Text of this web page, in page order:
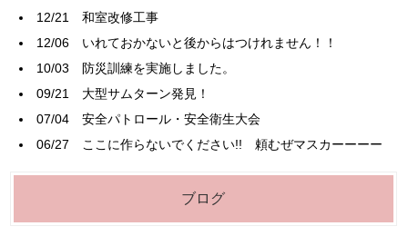
12/21和室改修工事
12/06 いれておかないと後からはつけれません！！
10/03 防災訓練を実施しました。
09/21 大型サムターン発見！
07/04安全パトロール・安全衛生大会
06/27
ここに作らないでください!! 頼むぜマスカーーーー
ブログ